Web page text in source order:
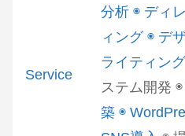
Service
分析 ◉ ディ
ィング ◉ デ
ライティン
ステム開発
築 ◉